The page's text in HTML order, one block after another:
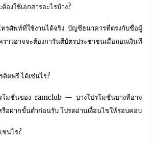
องใช้เอกสารอะไรบ้าง?
รศัพท์ที่ใช้งานได้จริง บัญชีธนาคารที่ตรงกับชื่อผู้
าวอาจจะต้องการันตีบัตรประชาชนเมื่อถอนเงินที
ดิตฟรี ได้เช่นไร?
โมชั่นของ ramclub — บางโปรโมชั่นบางทีอาจ
รือฝากขั้นต่ำก่อนรับ โปรดอ่านเงื่อนไขให้รอบคอบ
ช่นไร?